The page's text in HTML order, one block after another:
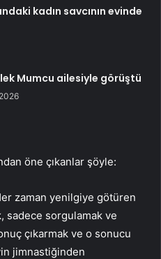
kadın savcının evinde
Mumcu ailesiyle görüştü
öne çıkanlar şöyle:
zaman yenilgiye götüren
sadece sorgulamak ve
çıkarmak ve o sonucu
jimnastiğinden